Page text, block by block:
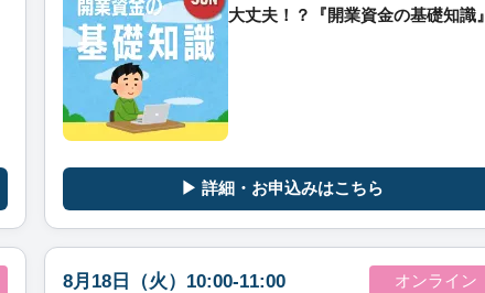
大丈夫！？『開業資金の基礎知識』
▶ 詳細・お申込みはこちら
8月18日（火）10:00-11:00 オンライン